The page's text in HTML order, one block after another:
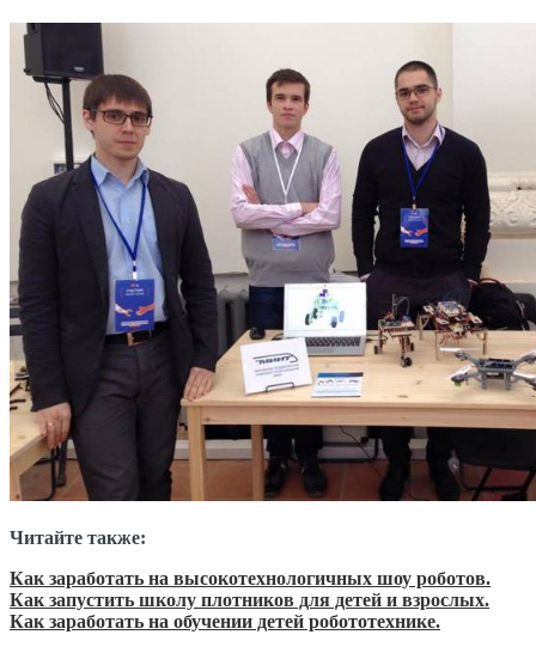
Читайте также:
Как заработать на высокотехнологичных шоу роботов.
Как запустить школу плотников для детей и взрослых.
Как заработать на обучении детей робототехнике.